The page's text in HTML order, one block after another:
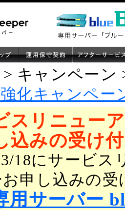
> キャンペーン
化キャンペー
スリニュー
込みの受け
18にサービス
申し込みの
用サーバー